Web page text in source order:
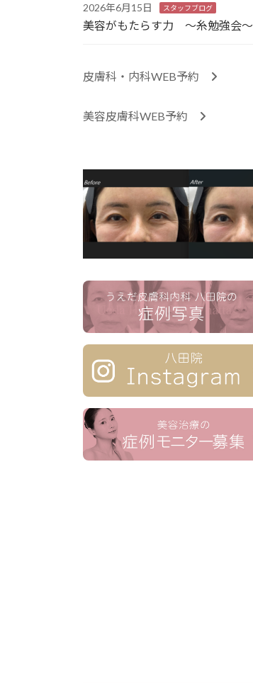
2026年6月15日 スタッフブログ
美容がもたらす力 ～糸勉強会～
皮膚科・内科WEB予約
美容皮膚科WEB予約